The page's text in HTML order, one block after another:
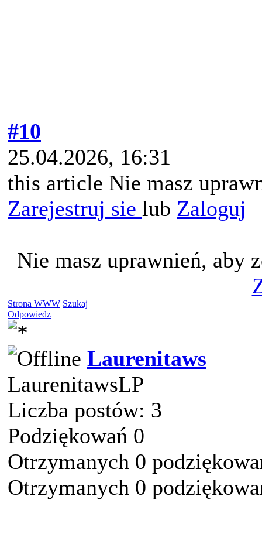
#10
25.04.2026, 16:31
this article Nie masz
Zarejestruj sie lub Zaloguj
Nie masz uprawnień, aby
Strona WWW Szukaj
Odpowiedz
Laurenitaws
LaurenitawsLP
Liczba postów: 3
Podziękowań 0
Otrzymanych 0
Otrzymanych 0